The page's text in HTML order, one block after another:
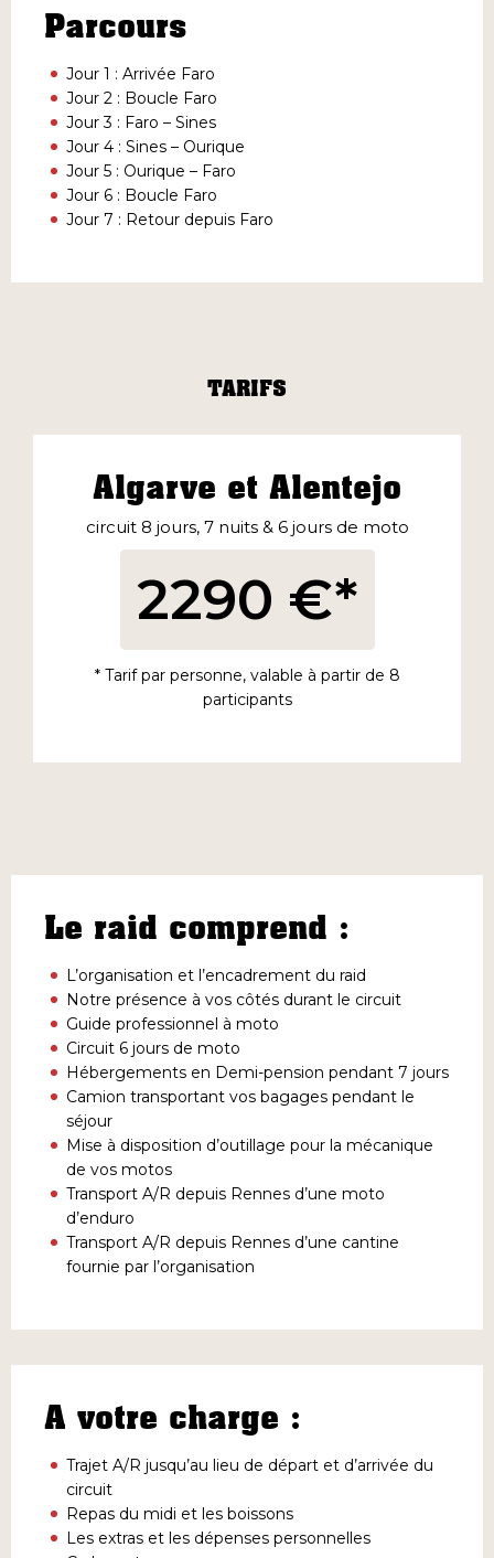
Parcours
Jour 1 : Arrivée Faro
Jour 2 : Boucle Faro
Jour 3 : Faro – Sines
Jour 4 : Sines – Ourique
Jour 5 : Ourique – Faro
Jour 6 : Boucle Faro
Jour 7 : Retour depuis Faro
TARIFS
Algarve et Alentejo
circuit 8 jours, 7 nuits & 6 jours de moto
2290 €*
* Tarif par personne, valable à partir de 8
participants
Le raid comprend :
L’organisation et l’encadrement du raid
Notre présence à vos côtés durant le circuit
Guide professionnel à moto
Circuit 6 jours de moto
Hébergements en Demi-pension pendant 7 jours
Camion transportant vos bagages pendant le
séjour
Mise à disposition d’outillage pour la mécanique
de vos motos
Transport A/R depuis Rennes d’une moto
d’enduro
Transport A/R depuis Rennes d’une cantine
fournie par l’organisation
A votre charge :
Trajet A/R jusqu’au lieu de départ et d’arrivée du
circuit
Repas du midi et les boissons
Les extras et les dépenses personnelles